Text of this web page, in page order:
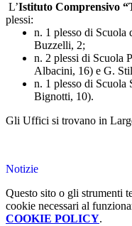
L’Istituto Comprensivo
plessi:
n. 1 plesso di Scuola
Buzzelli, 2;
n. 2 plessi di Scuola
Albacini, 16) e G.
n. 1 plesso di Scuola
Bignotti, 10).
Gli Uffici si trovano in
Notizie
Questo sito o gli strumenti
cookie necessari al
COOKIE POLICY.